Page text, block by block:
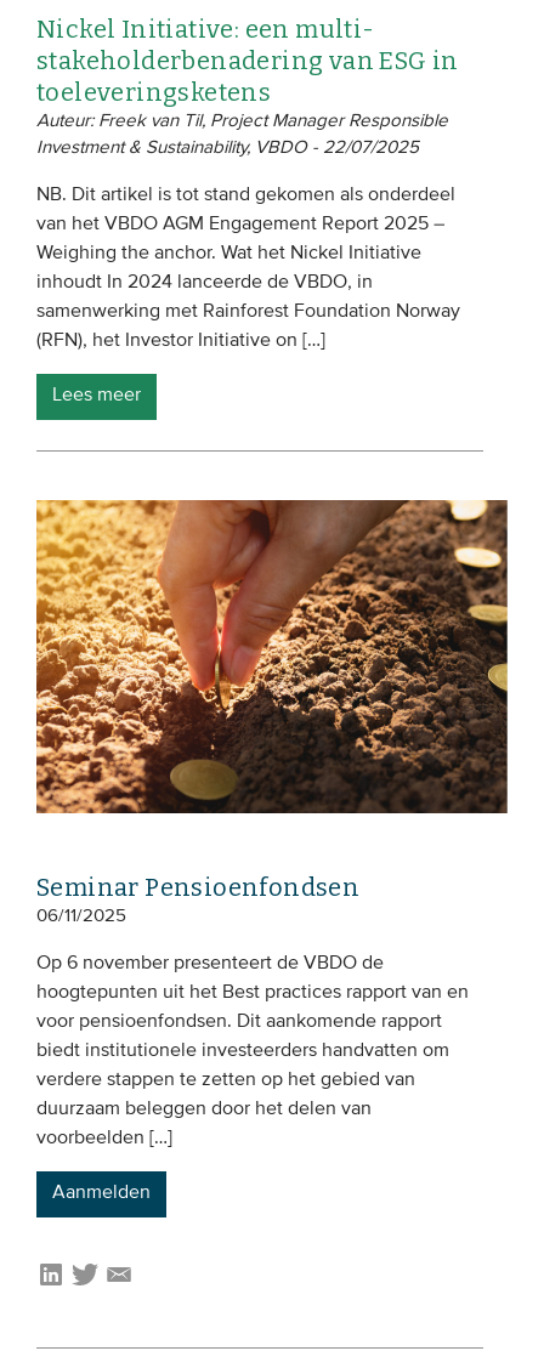
Nickel Initiative: een multi-
stakeholderbenadering van ESG in
toeleveringsketens
Auteur: Freek van Til, Project Manager Responsible
Investment & Sustainability, VBDO - 22/07/2025
NB. Dit artikel is tot stand gekomen als onderdeel
van het VBDO AGM Engagement Report 2025 –
Weighing the anchor. Wat het Nickel Initiative
inhoudt In 2024 lanceerde de VBDO, in
samenwerking met Rainforest Foundation Norway
(RFN), het Investor Initiative on […]
Lees meer
Seminar Pensioenfondsen
06/11/2025
Op 6 november presenteert de VBDO de
hoogtepunten uit het Best practices rapport van en
voor pensioenfondsen. Dit aankomende rapport
biedt institutionele investeerders handvatten om
verdere stappen te zetten op het gebied van
duurzaam beleggen door het delen van
voorbeelden […]
Aanmelden